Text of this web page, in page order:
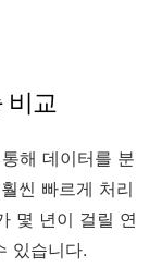
비교
해 데이터를 분
씬 빠르게 처리
몇 년이 걸릴 연
있습니다.